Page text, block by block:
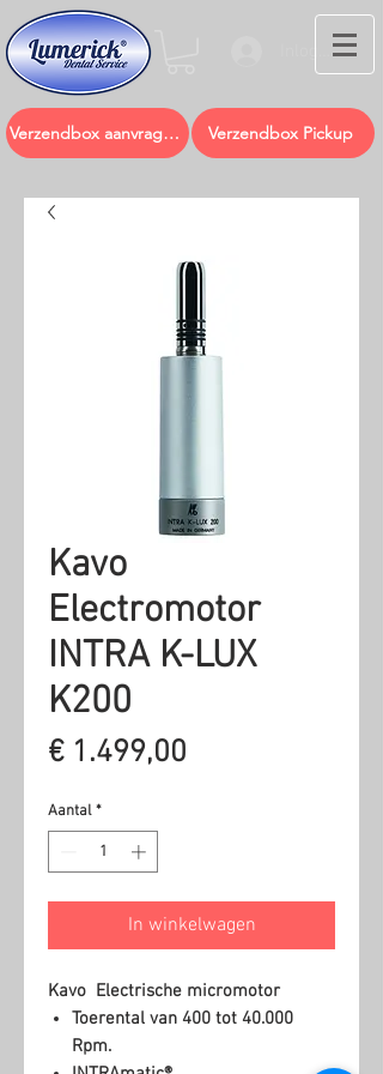
Inloggen
Verzendbox aanvragen Verzendbox Pickup
Kavo
Electromotor
INTRA K-LUX
K200
€ 1.499,00
Aantal *
In winkelwagen
Kavo Electrische micromotor
Toerental van 400 tot 40.000
Rpm.